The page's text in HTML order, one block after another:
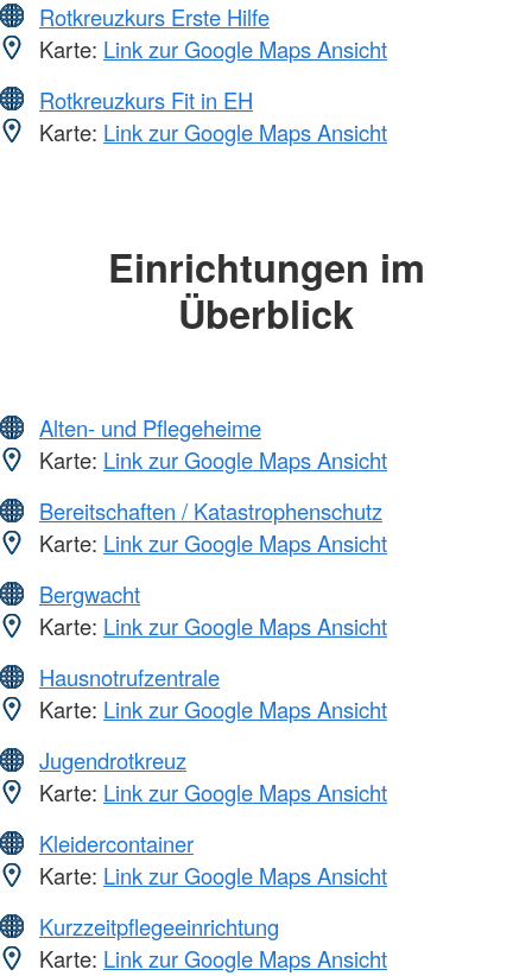
Rotkreuzkurs Erste Hilfe
Karte: Link zur Google Maps Ansicht
Rotkreuzkurs Fit in EH
Karte: Link zur Google Maps Ansicht
Einrichtungen im
Überblick
Alten- und Pflegeheime
Karte: Link zur Google Maps Ansicht
Bereitschaften / Katastrophenschutz
Karte: Link zur Google Maps Ansicht
Bergwacht
Karte: Link zur Google Maps Ansicht
Hausnotrufzentrale
Karte: Link zur Google Maps Ansicht
Jugendrotkreuz
Karte: Link zur Google Maps Ansicht
Kleidercontainer
Karte: Link zur Google Maps Ansicht
Kurzzeitpflegeeinrichtung
Karte: Link zur Google Maps Ansicht